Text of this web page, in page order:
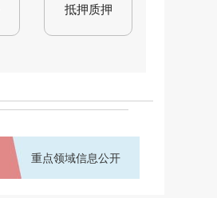
交通出行抵押质押
重点领域信息公开